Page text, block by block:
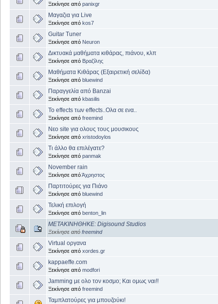
Ξεκίνησε από panixgr
Μαγαζια για Live
Ξεκίνησε από kos7
Guitar Tuner
Ξεκίνησε από Neuron
Δικτυακά μαθήματα κιθάρας, πιάνου, κλπ
Ξεκίνησε από Βραζίλης
Μαθήματα Κιθάρας (Εξαιρετική σελίδα)
Ξεκίνησε από bluewind
Παραγγελία από Banzai
Ξεκίνησε από kbasilis
Το effects των effects..Ολα σε ενα..
Ξεκίνησε από freemind
Νεο site για ολους τους μουσικους
Ξεκίνησε από xristodoylos
Τι άλλο θα επιλέγατε?
Ξεκίνησε από panmak
November rain
Ξεκίνησε απόΆχρηστος
Παρτιτούρες για Πιάνο
Ξεκίνησε από bluewind
Τελική επιλογή
Ξεκίνησε από benton_lin
ΜΕΤΑΚΙΝΗΘΗΚΕ: Digisound Studios
Ξεκίνησε από freemind
Virtual οργανα
Ξεκίνησε από xordes.gr
kappaeffe.com
Ξεκίνησε από modfori
Jamming με ολο τον κοσμο; Και ομως ναι!!
Ξεκίνησε από freemind
Ταμπλατούρες για μπουζούκι!